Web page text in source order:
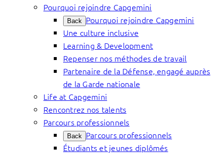
Pourquoi rejoindre Capgemini
Back Pourquoi rejoindre Capgemini
Une culture inclusive
Learning & Development
Repenser nos méthodes de travail
Partenaire de la Défense, engagé auprès
de la Garde nationale
Life at Capgemini
Rencontrez nos talents
Parcours professionnels
Back Parcours professionnels
Étudiants et jeunes diplômés